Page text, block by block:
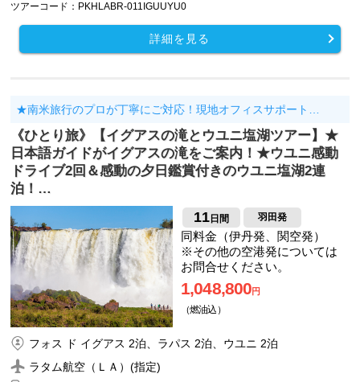
ツアーコード：PKHLABR-011IGUUYU0
詳細を見る
★南米旅行のプロが丁寧にご対応！現地オフィスサポート…
《ひとり旅》【イグアスの滝とウユニ塩湖ツアー】★
日本語ガイドがイグアスの滝をご案内！★ウユニ感動
ドライブ2回＆感動の夕日鑑賞付きのウユニ塩湖2連
泊！…
11日間 羽田発
同料金（伊丹発、関空発）
※その他の空港発については
お問合せください。
1,048,800円
（燃油込）
フォス ド イグアス 2泊、ラパス 2泊、ウユニ 2泊
ラタム航空（ＬＡ）(指定)